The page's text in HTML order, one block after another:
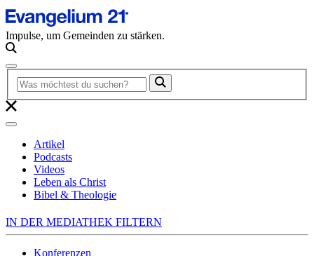
Impulse, um Gemeinden zu stärken.
Artikel
Podcasts
Videos
Leben als Christ
Bibel & Theologie
IN DER MEDIATHEK FILTERN
Konferenzen